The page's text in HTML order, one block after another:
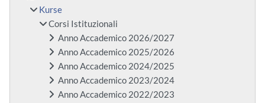
Kurse
Corsi Istituzionali
Anno Accademico 2026/2027
Anno Accademico 2025/2026
Anno Accademico 2024/2025
Anno Accademico 2023/2024
Anno Accademico 2022/2023